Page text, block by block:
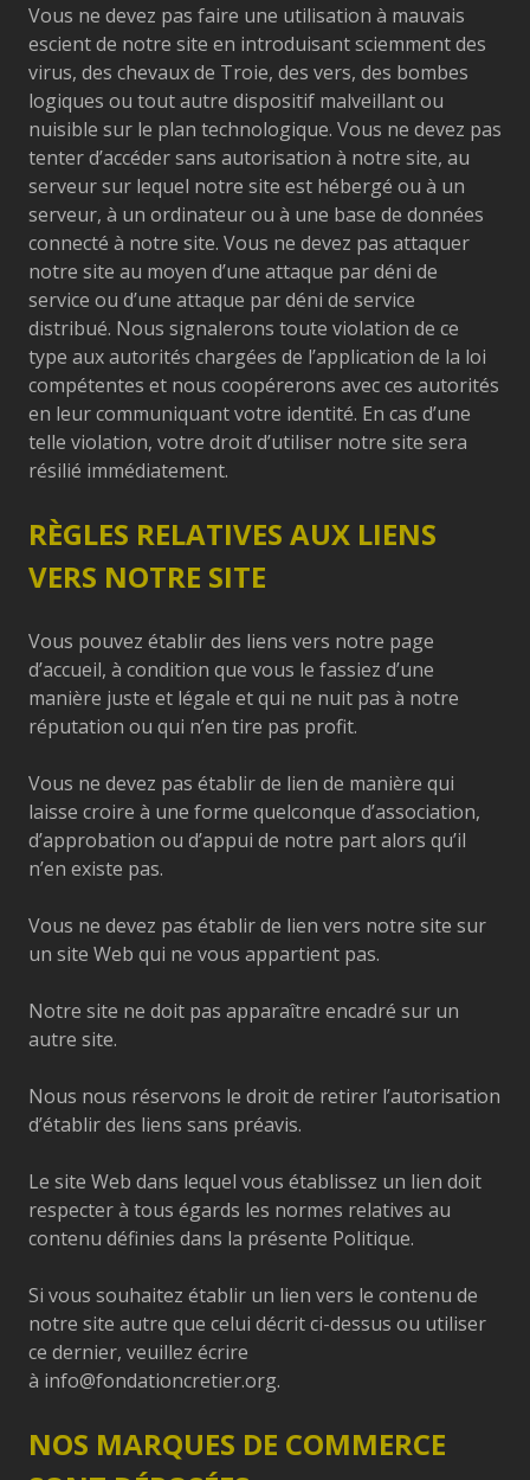
Vous ne devez pas faire une utilisation à mauvais
escient de notre site en introduisant sciemment des
virus, des chevaux de Troie, des vers, des bombes
logiques ou tout autre dispositif malveillant ou
nuisible sur le plan technologique. Vous ne devez pas
tenter d’accéder sans autorisation à notre site, au
serveur sur lequel notre site est hébergé ou à un
serveur, à un ordinateur ou à une base de données
connecté à notre site. Vous ne devez pas attaquer
notre site au moyen d’une attaque par déni de
service ou d’une attaque par déni de service
distribué. Nous signalerons toute violation de ce
type aux autorités chargées de l’application de la loi
compétentes et nous coopérerons avec ces autorités
en leur communiquant votre identité. En cas d’une
telle violation, votre droit d’utiliser notre site sera
résilié immédiatement.
RÈGLES RELATIVES AUX LIENS
VERS NOTRE SITE
Vous pouvez établir des liens vers notre page
d’accueil, à condition que vous le fassiez d’une
manière juste et légale et qui ne nuit pas à notre
réputation ou qui n’en tire pas profit.
Vous ne devez pas établir de lien de manière qui
laisse croire à une forme quelconque d’association,
d’approbation ou d’appui de notre part alors qu’il
n’en existe pas.
Vous ne devez pas établir de lien vers notre site sur
un site Web qui ne vous appartient pas.
Notre site ne doit pas apparaître encadré sur un
autre site.
Nous nous réservons le droit de retirer l’autorisation
d’établir des liens sans préavis.
Le site Web dans lequel vous établissez un lien doit
respecter à tous égards les normes relatives au
contenu définies dans la présente Politique.
Si vous souhaitez établir un lien vers le contenu de
notre site autre que celui décrit ci-dessus ou utiliser
ce dernier, veuillez écrire
à info@fondationcretier.org.
NOS MARQUES DE COMMERCE